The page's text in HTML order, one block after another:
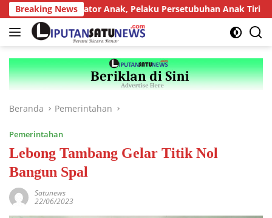
Langsung
ke
konten
Breaking News
Predator Anak, Pelaku Persetubuhan Anak Tiri Dituntut 19
Beranda Pemerintahan
Pemerintahan
Lebong Tambang Gelar Titik Nol
Bangun Spal
Satunews
22/06/2023